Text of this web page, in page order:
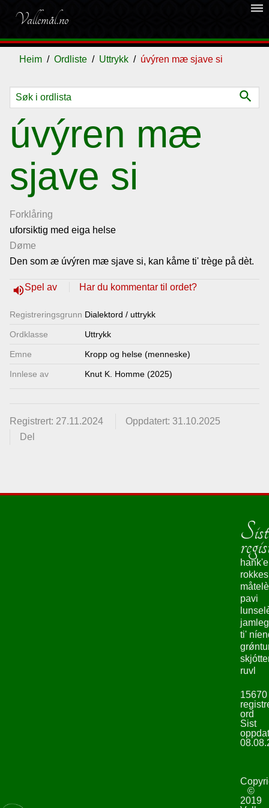
Vallemål.no
dehaze
Heim Ordliste Uttrykk úvýren mæ sjave si
search
úvýren mæ
sjave si
Forklåring
uforsiktig med eiga helse
Døme
Den som æ úvýren mæ sjave si, kan kåme ti' trège på dèt.
volume_upSpel av Har du kommentar til ordet?
Registrerings­grunn Dialektord / uttrykk
Ordklasse Uttrykk
Emne Kropp og helse (menneske)
Innlese av Knut K. Homme (2025)
Registrert: 27.11.2024
Oppdatert: 31.10.2025
Del
Ordliste
Om
vallemålet
Gjestebok
Nyhende
Lenkjer
Kontakt
oss
hank'e
pavi
ti'
ruvl
15670
ord
Sist
©
2019